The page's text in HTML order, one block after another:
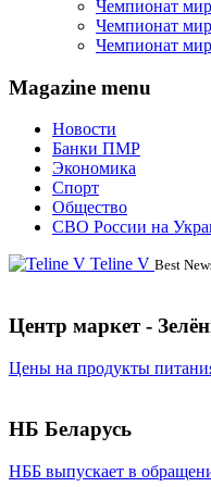
Чемпионат
Чемпионат
Чемпионат
Magazine menu
Новости
Банки ПМР
Экономика
Спорт
Общество
СВО России на
Teline V Best
Центр маркет -
Цены на продукты
НБ Беларусь
НББ выпускает в